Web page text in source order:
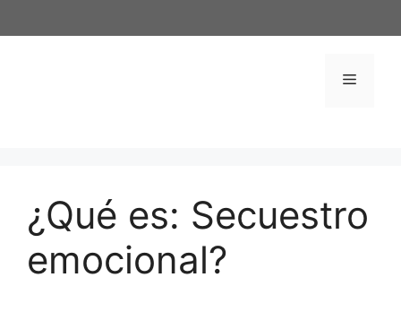
al
Menú
¿Qué es: Secuestro
emocional?